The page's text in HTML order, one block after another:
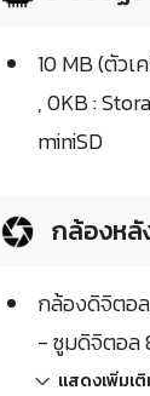
10 MB (ตัวเ
, 0KB :
miniSD
กล้องหลั
กล้องดิจิตอล
- ซูมดิจิตอล
แสดงเพิ่มเ